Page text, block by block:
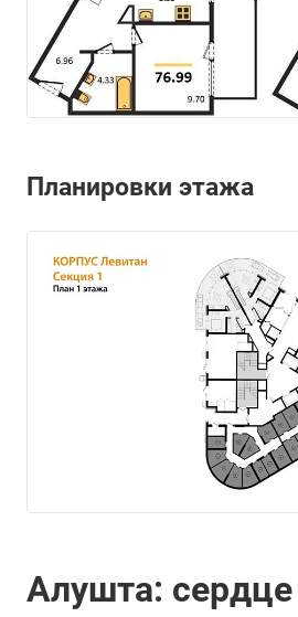
Планировки этажа
Алушта: